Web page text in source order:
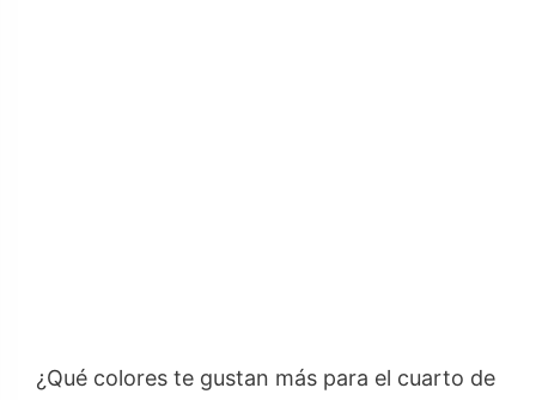
¿Qué colores te gustan más para el cuarto de